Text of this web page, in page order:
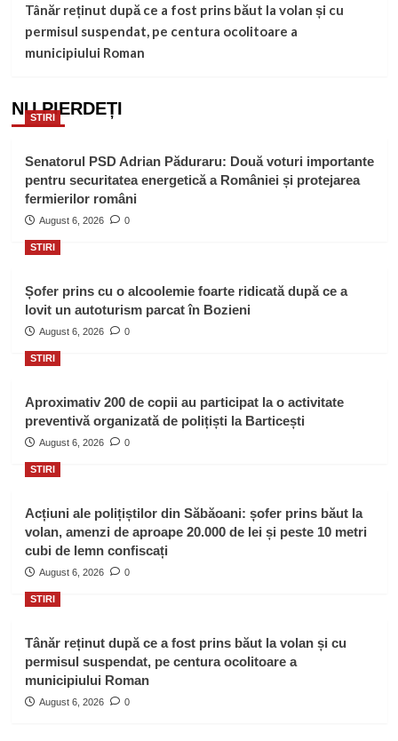
Tânăr reținut după ce a fost prins băut la volan și cu
permisul suspendat, pe centura ocolitoare a
municipiului Roman
NU PIERDEȚI
STIRI
Senatorul PSD Adrian Păduraru: Două voturi importante
pentru securitatea energetică a României și protejarea
fermierilor români
August 6, 2026 0
STIRI
Șofer prins cu o alcoolemie foarte ridicată după ce a
lovit un autoturism parcat în Bozieni
August 6, 2026 0
STIRI
Aproximativ 200 de copii au participat la o activitate
preventivă organizată de polițiști la Barticești
August 6, 2026 0
STIRI
Acțiuni ale polițiștilor din Săbăoani: șofer prins băut la
volan, amenzi de aproape 20.000 de lei și peste 10 metri
cubi de lemn confiscați
August 6, 2026 0
STIRI
Tânăr reținut după ce a fost prins băut la volan și cu
permisul suspendat, pe centura ocolitoare a
municipiului Roman
August 6, 2026 0